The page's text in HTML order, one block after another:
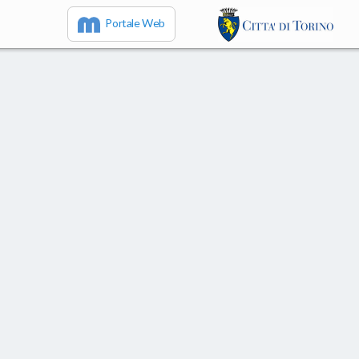
Portale Web